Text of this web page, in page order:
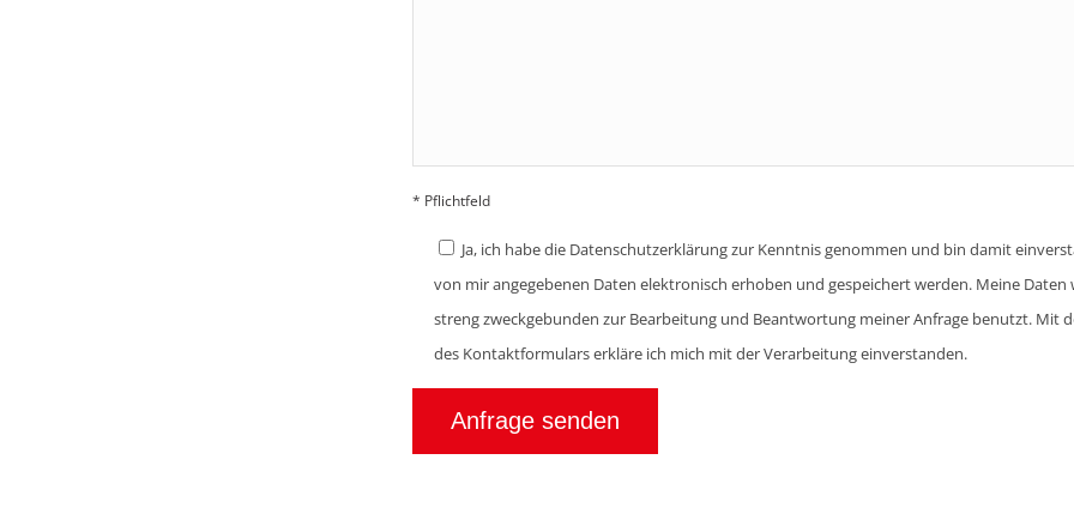
* Pflichtfeld
Ja, ich habe die Datenschutzerklärung zur Kenntnis genommen und bin damit
von mir angegebenen Daten elektronisch erhoben und gespeichert werden. Meine Daten
streng zweckgebunden zur Bearbeitung und Beantwortung meiner Anfrage benutzt. Mit
des Kontaktformulars erkläre ich mich mit der Verarbeitung einverstanden.